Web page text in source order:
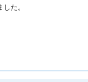
た。